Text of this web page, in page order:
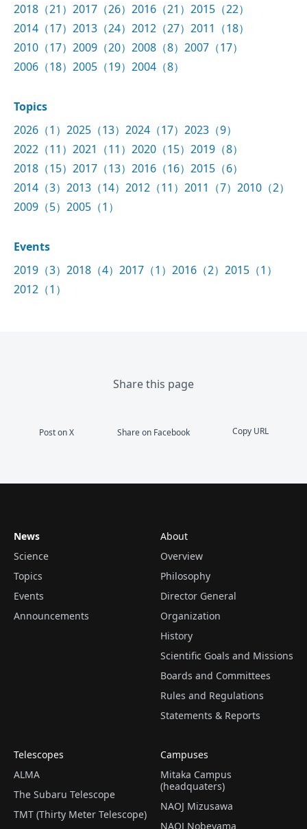
2018（21） 2017（26） 2016（21） 2015（22）
2014（17） 2013（24） 2012（27） 2011（18）
2010（17） 2009（20） 2008（8） 2007（17）
2006（18） 2005（19） 2004（8）
Topics
2026（1） 2025（13） 2024（17） 2023（9）
2022（11） 2021（11） 2020（15） 2019（8）
2018（15） 2017（13） 2016（16） 2015（6）
2014（3） 2013（14） 2012（11） 2011（7） 2010（2）
2009（5） 2005（1）
Events
2019（3） 2018（4） 2017（1） 2016（2） 2015（1）
2012（1）
Share this page
Post on X Share on Facebook Copy URL
News
Science
Topics
Events
Announcements
About
Overview
Philosophy
Director General
Organization
History
Scientific Goals and Missions
Boards and Committees
Rules and Regulations
Statements & Reports
Telescopes
ALMA
The Subaru Telescope
TMT (Thirty Meter Telescope)
Campuses
Mitaka Campus
(headquaters)
NAOJ Mizusawa
NAOJ Nobeyama